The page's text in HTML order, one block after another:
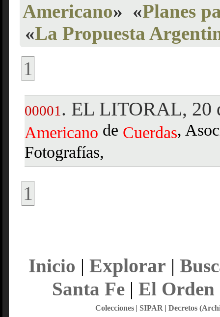
Americano» «Planes
«La Propuesta
1
00001 . EL LITORAL, 20
Americano de Cuerdas,
Fotografías,
1
Inicio | Explorar |
Santa Fe| El Orden
Colecciones| SIPAR | Decretos